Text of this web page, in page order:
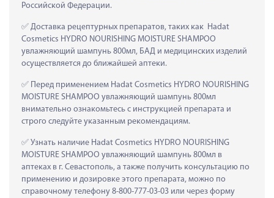
Российской Федерации.
Доставка рецептурных препаратов, таких как  Hadat
Cosmetics HYDRO NOURISHING MOISTURE SHAMPOO
увлажняющий шампунь 800мл, БАД и медицинских изделий
осуществляется до ближайшей аптеки.
Перед применением Hadat Cosmetics HYDRO NOURISHING
MOISTURE SHAMPOO увлажняющий шампунь 800мл
внимательно ознакомьтесь с инструкцией препарата и
строго следуйте указанным рекомендациям.
Узнать наличие Hadat Cosmetics HYDRO NOURISHING
MOISTURE SHAMPOO увлажняющий шампунь 800мл в
аптеках в г. Севастополь, а также получить консультацию по
применению и дозировке этого препарата, можно по
справочному телефону 8-800-777-03-03 или через форму